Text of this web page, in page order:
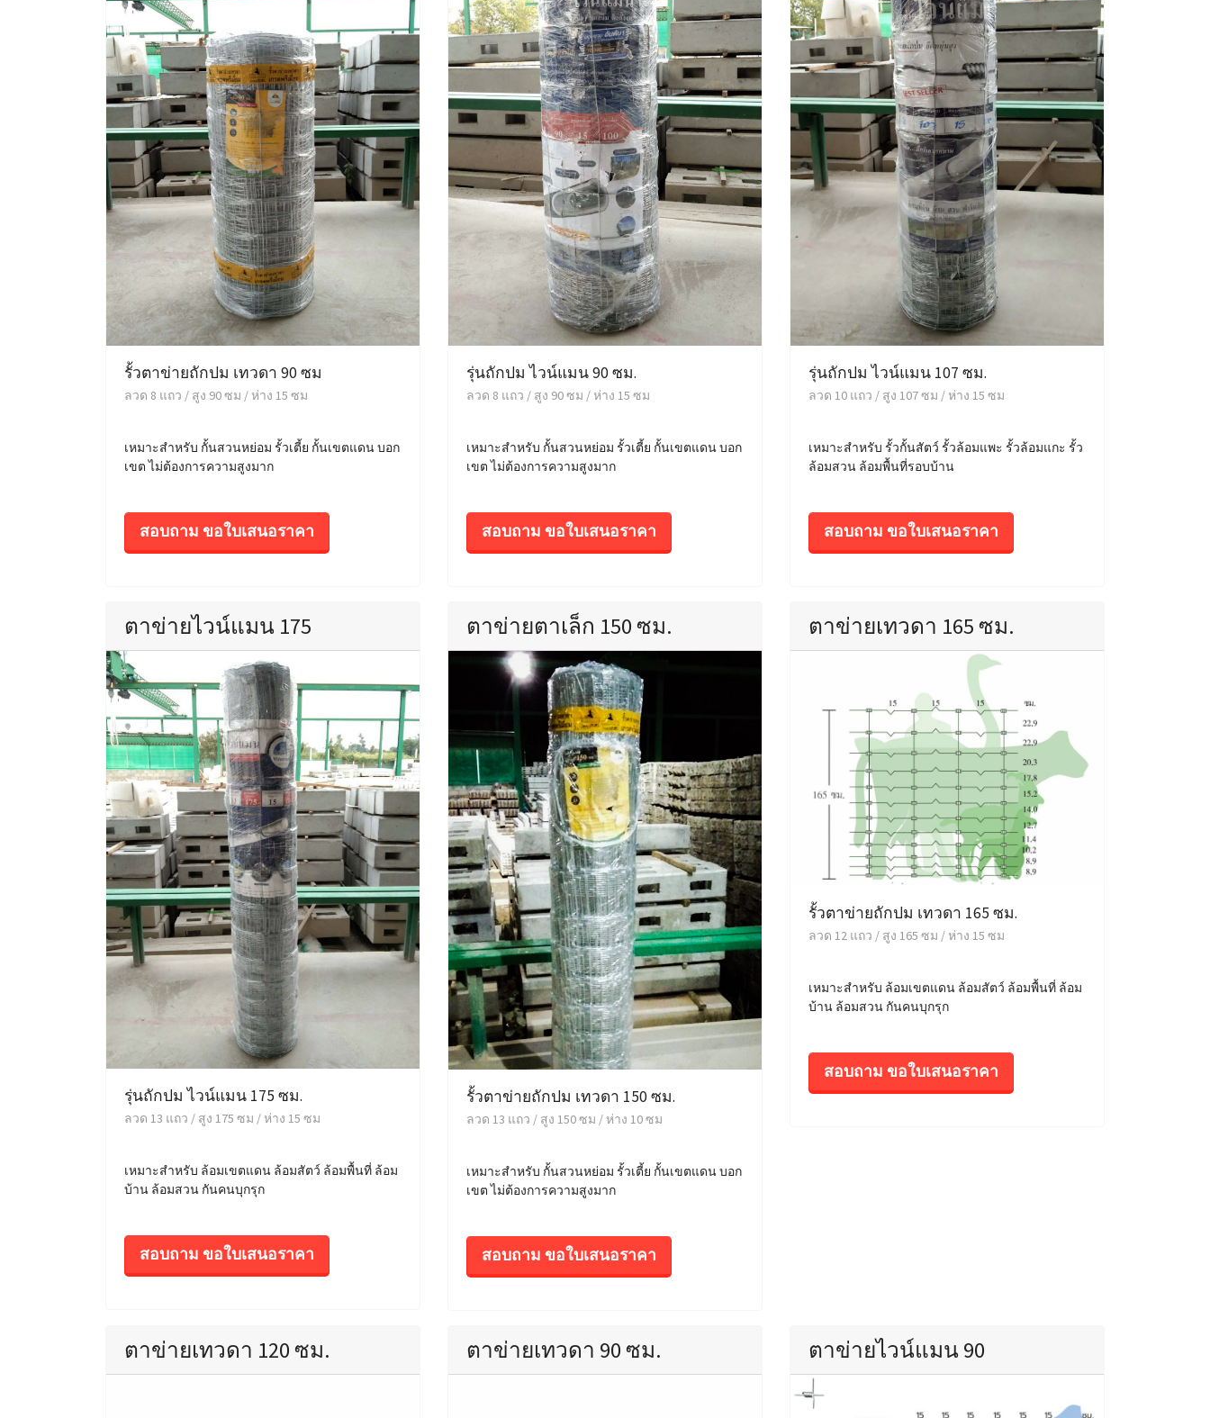
รั้วตาข่ายถักปม เทวดา 90 ซม
ลวด 8 แถว / สูง 90 ซม / ห่าง 15 ซม
เหมาะสำหรับ กั้นสวนหย่อม รั้วเตี้ย กั้นเขตแดน บอก
เขต ไม่ต้องการความสูงมาก
สอบถาม ขอใบเสนอราคา
รุ่นถักปม ไวน์แมน 90 ซม.
ลวด 8 แถว / สูง 90 ซม / ห่าง 15 ซม
เหมาะสำหรับ กั้นสวนหย่อม รั้วเตี้ย กั้นเขตแดน บอก
เขต ไม่ต้องการความสูงมาก
สอบถาม ขอใบเสนอราคา
รุ่นถักปม ไวน์แมน 107 ซม.
ลวด 10 แถว / สูง 107 ซม / ห่าง 15 ซม
เหมาะสำหรับ รั้วกั้นสัตว์ รั้วล้อมแพะ รั้วล้อมแกะ รั้ว
ล้อมสวน ล้อมพื้นที่รอบบ้าน
สอบถาม ขอใบเสนอราคา
ตาข่ายไวน์แมน 175
รุ่นถักปม ไวน์แมน 175 ซม.
ลวด 13 แถว / สูง 175 ซม / ห่าง 15 ซม
เหมาะสำหรับ ล้อมเขตแดน ล้อมสัตว์ ล้อมพื้นที่ ล้อม
บ้าน ล้อมสวน กันคนบุกรุก
สอบถาม ขอใบเสนอราคา
ตาข่ายตาเล็ก 150 ซม.
รั้วตาข่ายถักปม เทวดา 150 ซม.
ลวด 13 แถว / สูง 150 ซม / ห่าง 10 ซม
เหมาะสำหรับ กั้นสวนหย่อม รั้วเตี้ย กั้นเขตแดน บอก
เขต ไม่ต้องการความสูงมาก
สอบถาม ขอใบเสนอราคา
ตาข่ายเทวดา 165 ซม.
รั้วตาข่ายถักปม เทวดา 165 ซม.
ลวด 12 แถว / สูง 165 ซม / ห่าง 15 ซม
เหมาะสำหรับ ล้อมเขตแดน ล้อมสัตว์ ล้อมพื้นที่ ล้อม
บ้าน ล้อมสวน กันคนบุกรุก
สอบถาม ขอใบเสนอราคา
ตาข่ายเทวดา 120 ซม. ตาข่ายเทวดา 90 ซม. ตาข่ายไวน์แมน 90